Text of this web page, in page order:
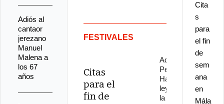
FESTIVALES
Citas
para el
fin de
Adiós a
Pepe
Habichuela,
leyenda de
la guitarra,
Cita
s
para
el fin
de
sem
ana
en
Mála
Adiós al
cantaor
jerezano
Manuel
Malena a
los 67
años